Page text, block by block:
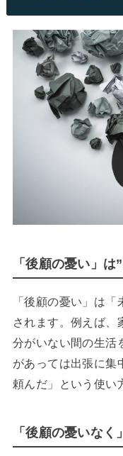
「後顧の憂い」
「後顧の憂い」は
されます。例えば、
分がいない間の生活
があっては出張に集
頼んだ」という使い
「後顧の憂いな